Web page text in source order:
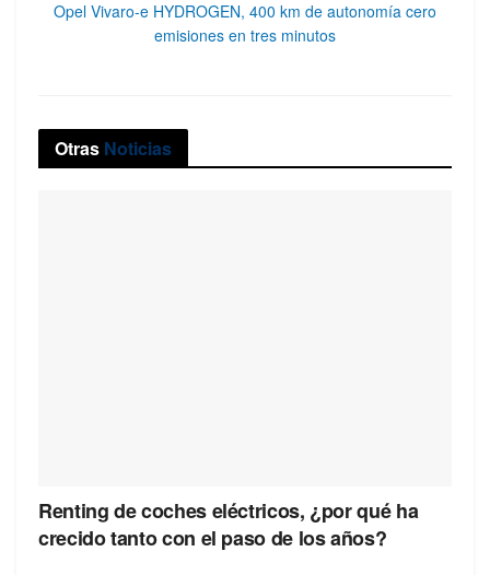
Opel Vivaro-e HYDROGEN, 400 km de autonomía cero
emisiones en tres minutos
Otras Noticias
Renting de coches eléctricos, ¿por qué ha
crecido tanto con el paso de los años?